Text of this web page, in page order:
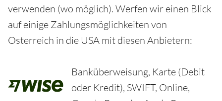
verwenden (wo möglich). Werfen wir einen Blick
auf einige Zahlungsmöglichkeiten von
Osterreich in die USA mit diesen Anbietern:
Banküberweisung, Karte (Debit
oder Kredit), SWIFT, Online,